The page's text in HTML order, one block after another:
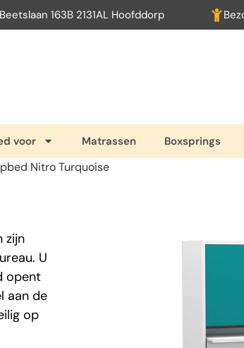
163B 2131AL Hoofddorp
voor Matrassen Boxsprings
Nitro Turquoise
zijn
U
opent
aan de
op